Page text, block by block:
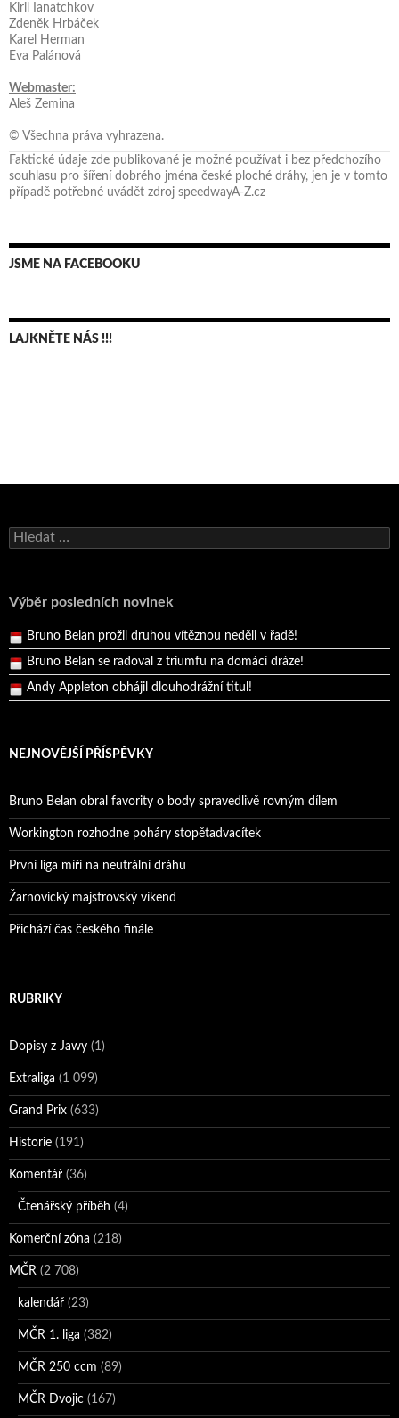
Kiril Ianatchkov
Zdeněk Hrbáček
Karel Herman
Eva Palánová
Webmaster:
Aleš Zemina
© Všechna práva vyhrazena.
Faktické údaje zde publikované je možné používat i bez předchozího
souhlasu pro šíření dobrého jména české ploché dráhy, jen je v tomto
případě potřebné uvádět zdroj speedwayA-Z.cz
JSME NA FACEBOOKU
LAJKNĚTE NÁS !!!
Vyhledávání
Výběr posledních novinek
Bruno Belan se radoval z triumfu na domácí dráze!
Andy Appleton obhájil dlouhodrážní titul!
Pražský přebor neskrblil překvapeními!
Bruno Belan prožil druhou vítěznou neděli v řadě!
Bruno Belan se radoval z triumfu na domácí dráze!
Andy Appleton obhájil dlouhodrážní titul!
NEJNOVĚJŠÍ PŘÍSPĚVKY
Bruno Belan obral favority o body spravedlivě rovným dílem
Workington rozhodne poháry stopětadvacítek
První liga míří na neutrální dráhu
Žarnovický majstrovský víkend
Přichází čas českého finále
RUBRIKY
Dopisy z Jawy (1)
Extraliga (1 099)
Grand Prix (633)
Historie (191)
Komentář (36)
Čtenářský příběh (4)
Komerční zóna (218)
MČR (2 708)
kalendář (23)
MČR 1. liga (382)
MČR 250 ccm (89)
MČR Dvojic (167)